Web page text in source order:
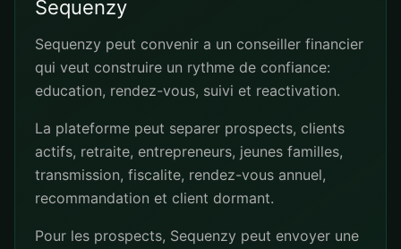
Sequenzy
Sequenzy peut convenir a un conseiller financier
qui veut construire un rythme de confiance:
education, rendez-vous, suivi et reactivation.
La plateforme peut separer prospects, clients
actifs, retraite, entrepreneurs, jeunes familles,
transmission, fiscalite, rendez-vous annuel,
recommandation et client dormant.
Pour les prospects, Sequenzy peut envoyer une